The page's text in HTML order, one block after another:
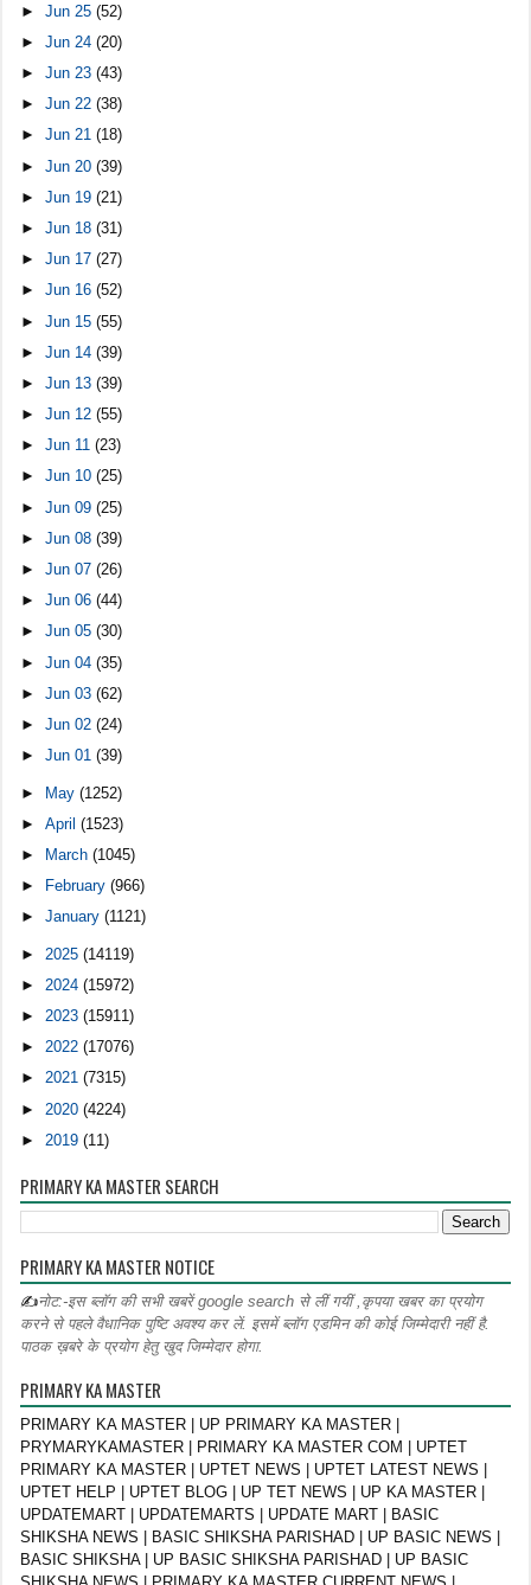
►Jun 25(52)
►Jun 24(20)
►Jun 23(43)
►Jun 22(38)
►Jun 21(18)
►Jun 20(39)
►Jun 19(21)
►Jun 18(31)
►Jun 17(27)
►Jun 16(52)
►Jun 15(55)
►Jun 14(39)
►Jun 13(39)
►Jun 12(55)
►Jun 11(23)
►Jun 10(25)
►Jun 09(25)
►Jun 08(39)
►Jun 07(26)
►Jun 06(44)
►Jun 05(30)
►Jun 04(35)
►Jun 03(62)
►Jun 02(24)
►Jun 01(39)
► May(1252)
►April(1523)
►
March(1045)
►
February(966)
►January(1121)
► 2025(14119)
► 2024(15972)
►2023(15911)
►2022(17076)
►2021(7315)
► 2020(4224)
► 2019(11)
PRIMARY KA MASTER SEARCH
PRIMARY KA MASTER NOTICE
✍नोट:-इस ब्लॉग की सभी खबरें google search से लीं गयीं ,कृपया खबर का प्रयोग
करने से पहले वैधानिक पुष्टि अवश्य कर लें. इसमें ब्लॉग एडमिन की कोई जिम्मेदारी नहीं है.
पाठक ख़बरे के प्रयोग हेतु खुद जिम्मेदार होगा.
PRIMARY KA MASTER
PRIMARY KA MASTER | UP PRIMARY KA MASTER |
PRYMARYKAMASTER | PRIMARY KA MASTER COM | UPTET
PRIMARY KA MASTER | UPTET NEWS | UPTET LATEST NEWS |
UPTET HELP | UPTET BLOG | UP TET NEWS | UP KA MASTER |
UPDATEMART | UPDATEMARTS | UPDATE MART | BASIC
SHIKSHA NEWS | BASIC SHIKSHA PARISHAD | UP BASIC NEWS |
BASIC SHIKSHA | UP BASIC SHIKSHA PARISHAD | UP BASIC